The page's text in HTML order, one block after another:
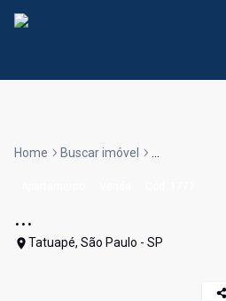
Home Buscar imóvel ...
...
Tatuapé, São Paulo - SP